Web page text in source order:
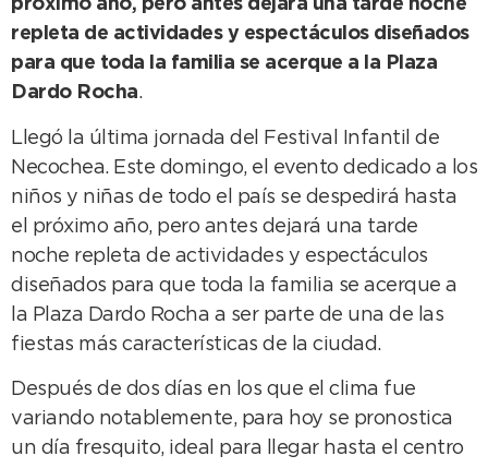
próximo año, pero antes dejará una tarde noche
repleta de actividades y espectáculos diseñados
para que toda la familia se acerque a la Plaza
Dardo Rocha.
Llegó la última jornada del Festival Infantil de
Necochea. Este domingo, el evento dedicado a los
niños y niñas de todo el país se despedirá hasta
el próximo año, pero antes dejará una tarde
noche repleta de actividades y espectáculos
diseñados para que toda la familia se acerque a
la Plaza Dardo Rocha a ser parte de una de las
fiestas más características de la ciudad.
Después de dos días en los que el clima fue
variando notablemente, para hoy se pronostica
un día fresquito, ideal para llegar hasta el centro